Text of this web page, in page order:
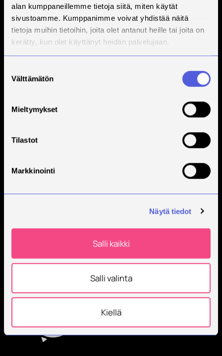
alan kumppaneillemme tietoja siitä, miten käytät
sivustoamme. Kumppanimme voivat yhdistää näitä
tietoja muihin tietoihin, joita olet antanut heille tai joita on
kerätty, kun olet käyttänyt heidän palvelujaan.
valinta
Välttämätön
Mieltymykset
Tilastot
Markkinointi
Näytä tiedot
Salli kaikki
Salli valinta
Kiellä
Tilaa Savonian uutiskirje
korkeakoulu, joka kouluttaa, tutkii, kehittää ja
Opiskelijoita + 9000